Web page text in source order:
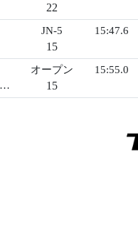
22
JN-5
15
15:47.6
オープン
15
15:55.0